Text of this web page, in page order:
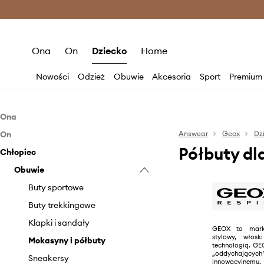
Ona On Dziecko Home
Nowości Odzież Obuwie Akcesoria Sport Premium
Ona
Kurtki
Płaszcze
Obuwie
Baleriny
Botki
Buty trekkingowe
Espadryle
Mokasyny i półbuty
Klapki i sandały
Akcesoria
Czapki i kapelusze
Portfele
Torebki
On
Odzież
Kurtki
Swetry
T-shirty i polo
Obuwie
Buty wysokie
Espadryle
Klapki i sandały
Mokasyny i półbuty
Sneakersy
Akcesoria
Etui i pokrowce
Paski
Chłopiec
Obuwie
Buty sportowe
Buty trekkingowe
Klapki i sandały
Mokasyny i półbuty
Sneakersy
Answear Geox
Półbuty
GEOX to
stylowy,
technologią.